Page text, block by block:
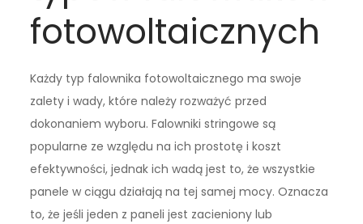
fotowoltaicznych
Każdy typ falownika fotowoltaicznego ma swoje
zalety i wady, które należy rozważyć przed
dokonaniem wyboru. Falowniki stringowe są
popularne ze względu na ich prostotę i koszt
efektywności, jednak ich wadą jest to, że wszystkie
panele w ciągu działają na tej samej mocy. Oznacza
to, że jeśli jeden z paneli jest zacieniony lub